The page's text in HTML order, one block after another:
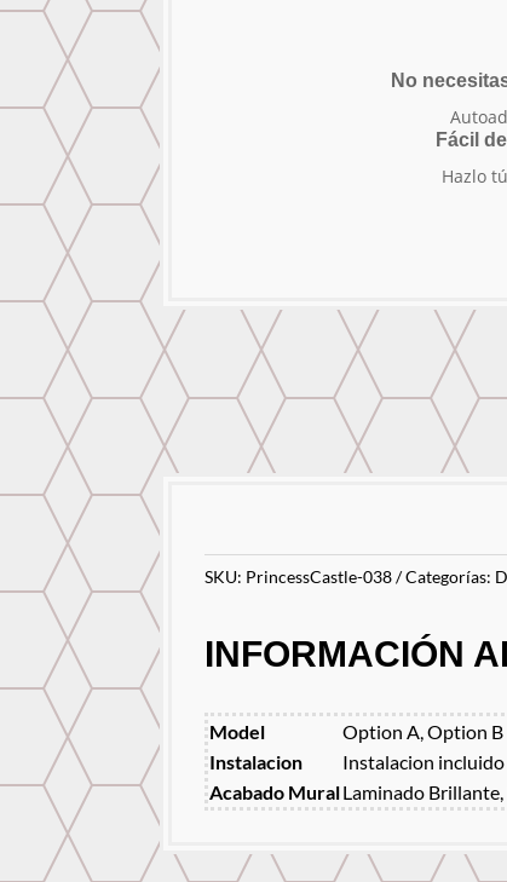
No
Fácil
Hazlo
SKU: PrincessCastle-038 Categorías:
INFORMACIÓN
Model
Option A, Option B
Instalacion
Instalacion
Acabado MuralLaminado